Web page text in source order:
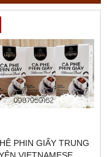
PHIN GIẤY TRUNG